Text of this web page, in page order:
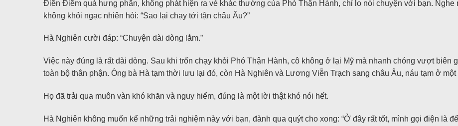
Điền Điềm quá hưng phấn, không phát hiện ra vẻ khác thường của Phó Thận Hành, chỉ lo nói chuyện với bạn.
không khỏi ngạc nhiên hỏi: “Sao lại chạy tới tận châu Âu?”
Hà Nghiên cười đáp: “Chuyện dài dòng lắm.”
Việc này đúng là rất dài dòng. Sau khi trốn chạy khỏi Phó Thận Hành, cô không ở lại Mỹ mà nhanh chóng vượt biên
toàn bộ thân phận. Ông bà Hà tạm thời lưu lại đó, còn Hà Nghiên và Lương Viễn Trạch sang châu Âu, náu tạm ở
Họ đã trải qua muôn vàn khó khăn và nguy hiểm, đúng là một lời thật khó nói hết.
Hà Nghiên không muốn kể những trải nghiệm này với bạn, đành qua quýt cho xong: “Ở đây rất tốt, mình gọi điện là